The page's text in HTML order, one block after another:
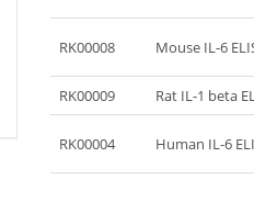
RK00008 Mouse IL-6
RK00009 Rat IL-1 beta
RK00004 Human IL-6